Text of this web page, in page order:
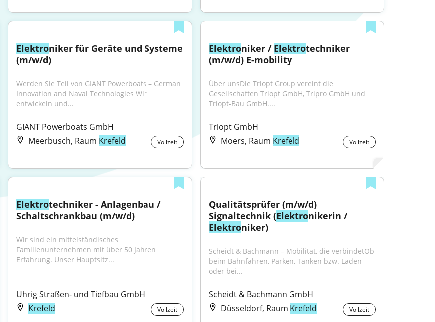
Elektroniker für Geräte und Systeme
(m/w/d)
Werden Sie Teil von GIANT Powerboats – German
Innovation and Naval Technologies Wir
entwickeln und...
GIANT Powerboats GmbH
Meerbusch, Raum Krefeld Vollzeit
Elektroniker / Elektrotechniker
(m/w/d) E-mobility
Über unsDie Triopt Group vereint die
Gesellschaften Triopt GmbH, Tripro GmbH und
Triopt-Bau GmbH....
Triopt GmbH
Moers, Raum Krefeld Vollzeit
Elektrotechniker - Anlagenbau /
Schaltschrankbau (m/w/d)
Wir sind ein mittelständisches
Familienunternehmen mit über 50 Jahren
Erfahrung. Unser Hauptsitz...
Uhrig Straßen- und Tiefbau GmbH
Krefeld
Vollzeit
Qualitätsprüfer (m/w/d)
Signaltechnik (Elektro
nikerin /
Elektroniker)
Scheidt & Bachmann – Mobilität, die verbindetOb
beim Bahnfahren, Parken, Tanken bzw. Laden
oder bei...
Scheidt & Bachmann GmbH
Düsseldorf, Raum Krefeld Vollzeit